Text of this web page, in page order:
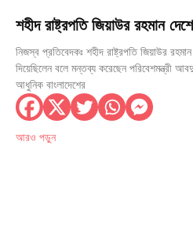
শহীদ রাষ্ট্রপতি জিয়াউর রহমান
ডাক দিয়েছিলেন— পরিবেশমন্ত্রী
নিজস্ব প্রতিবেদকঃ শহীদ রাষ্ট্রপতি জিয়াউর
দিয়েছিলেন বলে মন্তব্য করেছেন পরিবেশমন্ত্রী
আধুনিক বাংলাদেশের
আরও পড়ুন